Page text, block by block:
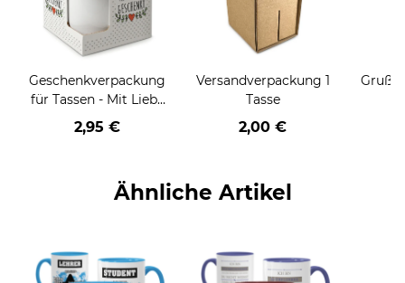
Geschenkverpackung
für Tassen - Mit Liebe
geschenkt
2,95 €
Versandverpackung 1
Tasse
2,00 €
Ähnliche Artikel